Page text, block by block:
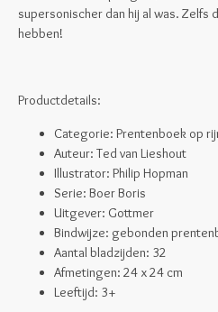
supersonischer dan hij al was.
hebben!
Productdetails:
Categorie: Prentenboek op
Auteur: Ted van Lieshout
Illustrator: Philip Hopman
Serie: Boer Boris
Uitgever: Gottmer
Bindwijze: gebonden
Aantal bladzijden: 32
Afmetingen: 24 x 24 cm
Leeftijd: 3+